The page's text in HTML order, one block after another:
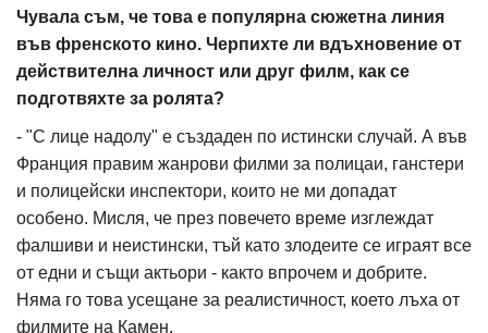
Чувала съм, че това е популярна сюжетна линия
във френското кино. Черпихте ли вдъхновение от
действителна личност или друг филм, как се
подготвяхте за ролята?
- "С лице надолу" е създаден по истински случай. А във
Франция правим жанрови филми за полицаи, ганстери
и полицейски инспектори, които не ми допадат
особено. Мисля, че през повечето време изглеждат
фалшиви и неистински, тъй като злодеите се играят все
от едни и същи актьори - както впрочем и добрите.
Няма го това усещане за реалистичност, което лъха от
филмите на Камен.